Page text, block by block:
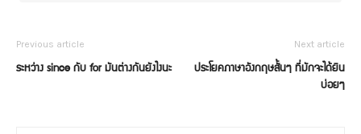
Previous article
ระหว่าง since กับ for มันต่างกันยังไงนะ
Next article
ประโยคภาษาอังกฤษสั้นๆ ที่มักจะได้ยิน
บ่อยๆ